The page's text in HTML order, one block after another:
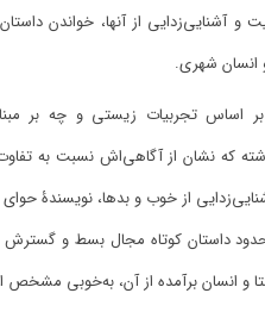
از آنها، خواندن
انسان شهری.
بر اساس تجربیات زیستی و چه بر
که نشان از آگاهی‌اش نسبت به
از خوب و بدها، نویسندۀ
داستان کوتاه مجال بسط و گسترش
و انسان برآمده از آن، به‌خوبی